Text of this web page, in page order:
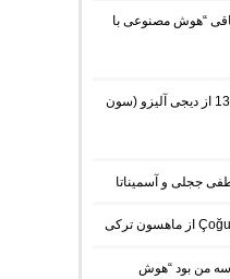
“هوش مصنوعی با
دانلود آهنگ ریمیکس مینی میکس 13 از دیجی آلیزو (سون
من بود “هوش